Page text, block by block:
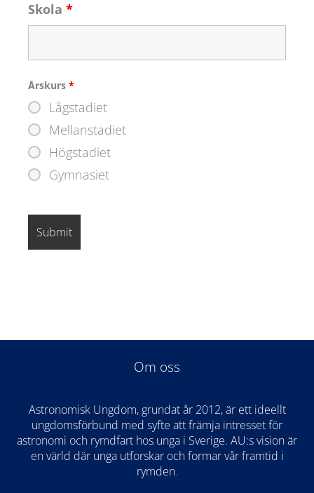
Skola *
Årskurs *
Lågstadiet
Mellanstadiet
Högstadiet
Gymnasiet
Om oss
Astronomisk Ungdom, grundat år 2012, är ett ideellt
ungdomsförbund med syfte att främja intresset för
astronomi och rymdfart hos unga i Sverige. AU:s vision är
en värld där unga utforskar och formar vår framtid i
rymden.